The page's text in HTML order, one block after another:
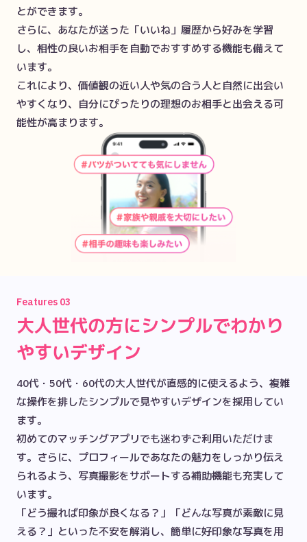
とができます。
さらに、あなたが送った「いいね」履歴から好みを学習
し、相性の良いお相手を自動でおすすめする機能も備えて
います。
これにより、価値観の近い人や気の合う人と自然に出会い
やすくなり、自分にぴったりの理想のお相手と出会える可
能性が高まります。
Features 03
大人世代の方にシンプルでわかり
やすいデザイン
40代・50代・60代の大人世代が直感的に使えるよう、複雑
な操作を排したシンプルで見やすいデザインを採用してい
ます。
初めてのマッチングアプリでも迷わずご利用いただけま
す。さらに、プロフィールであなたの魅力をしっかり伝え
られるよう、写真撮影をサポートする補助機能も充実して
います。
「どう撮れば印象が良くなる？」「どんな写真が素敵に見
える？」といった不安を解消し、簡単に好印象な写真を用